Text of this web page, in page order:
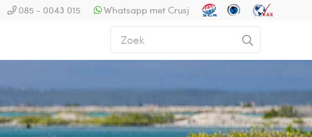
085 - 0043 015 Whatsapp met Crusj